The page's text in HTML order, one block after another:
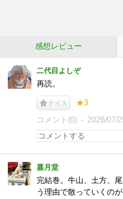
感想レビュー
二代目よしぞ
再読。
ナイス ★3
コメント(0) 2026/07/
嘉月堂
完結巻。牛山、土方、
う理由で散っていくの